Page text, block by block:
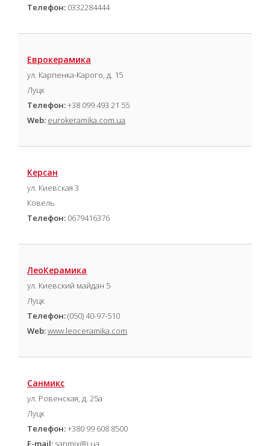
Телефон: 0332284444
Еврокерамика
ул. Карпенка-Карого, д. 15
Луцк
Телефон:+38 099 493 21 55
Web: eurokeramika.com.ua
Керсан
ул. Киевская 3
Ковель
Телефон: 0679416376
ЛеоКерамика
ул. Киевский майдан 5
Луцк
Телефон:(050) 40-97-510
Web:www.leoceramika.com
Санмикс
ул. Ровенская, д. 25а
Луцк
Телефон:+380 99 608 8500
E-mail: sanmix@i.ua